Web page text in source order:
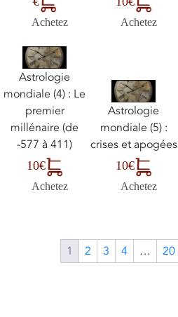
Achetez Achetez
Astrologie
mondiale (4) : Le
premier
millénaire (de
-577 à 411)
10€
Achetez
Astrologie
mondiale (5) :
crises et apogées
10€
Achetez
1 2 3 4 … 20